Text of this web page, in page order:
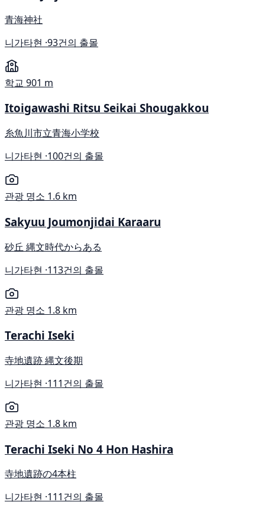
青海神社
니가타현 ·93건의 출몰
학교 901 m
Itoigawashi Ritsu Seikai Shougakkou
糸魚川市立青海小学校
니가타현 ·100건의 출몰
관광 명소 1.6 km
Sakyuu Joumonjidai Karaaru
砂丘 縄文時代からある
니가타현 ·113건의 출몰
관광 명소 1.8 km
Terachi Iseki
寺地遺跡 縄文後期
니가타현 ·111건의 출몰
관광 명소 1.8 km
Terachi Iseki No 4 Hon Hashira
寺地遺跡の4本柱
니가타현 ·111건의 출몰